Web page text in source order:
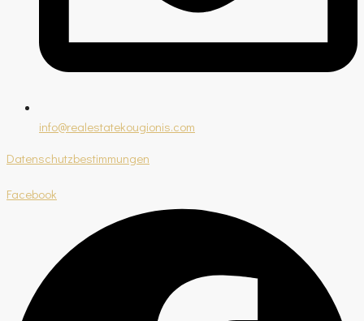
info@realestatekougionis.com
Datenschutzbestimmungen
Facebook